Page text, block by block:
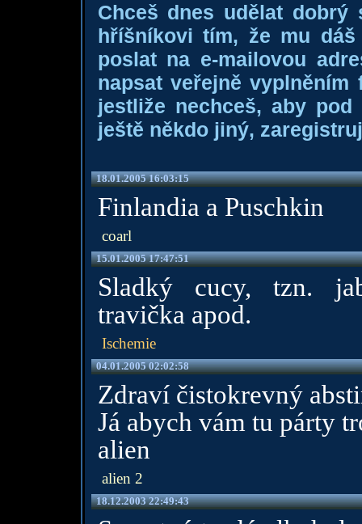
Chceš dnes udělat dobrý
hříšníkovi tím, že mu
poslat na e-mailovou
napsat veřejně
jestliže nechceš, aby
ještě někdo jiný,
18.01.2005 16:03:15
Finlandia a Puschkin
coarl
15.01.2005 17:47:51
Sladký cucy, tzn.
travička apod.
Ischemie
04.01.2005 02:02:58
Zdraví čistokrevný
Já abych vám tu párty
alien
alien 2
18.12.2003 22:49:43